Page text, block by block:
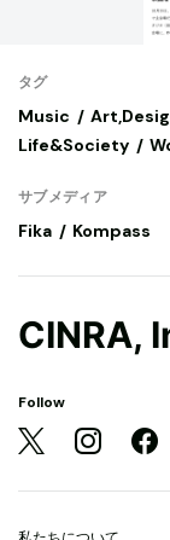
タグ
Music
Life&Society
サブメディア
Fika Kompass
CINRA,
Follow